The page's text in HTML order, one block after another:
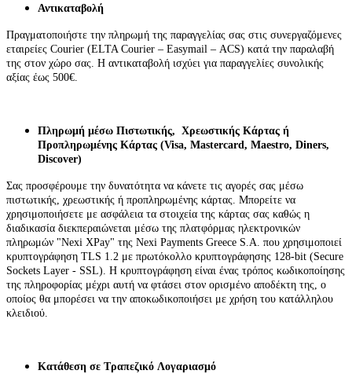
Αντικαταβολή
Πραγματοποιήστε την πληρωμή της παραγγελίας σας στις συνεργαζόμενες
εταιρείες Courier (ELTA Courier – Easymail – ACS) κατά την παραλαβή
της στον χώρο σας. Η αντικαταβολή ισχύει για παραγγελίες συνολικής
αξίας έως 500€.
Πληρωμή μέσω Πιστωτικής, Χρεωστικής Κάρτας ή
Προπληρωμένης Κάρτας (Visa, Mastercard, Maestro, Diners,
Discover)
Σας προσφέρουμε την δυνατότητα να κάνετε τις αγορές σας μέσω
πιστωτικής, χρεωστικής ή προπληρωμένης κάρτας. Μπορείτε να
χρησιμοποιήσετε με ασφάλεια τα στοιχεία της κάρτας σας καθώς η
διαδικασία διεκπεραιώνεται μέσω της πλατφόρμας ηλεκτρονικών
πληρωμών "Nexi XPay" της Nexi Payments Greece S.A. που χρησιμοποιεί
κρυπτογράφηση TLS 1.2 με πρωτόκολλο κρυπτογράφησης 128-bit (Secure
Sockets Layer - SSL). Η κρυπτογράφηση είναι ένας τρόπος κωδικοποίησης
της πληροφορίας μέχρι αυτή να φτάσει στον ορισμένο αποδέκτη της, ο
οποίος θα μπορέσει να την αποκωδικοποιήσει με χρήση του κατάλληλου
κλειδιού.
Κατάθεση σε Τραπεζικό Λογαριασμό